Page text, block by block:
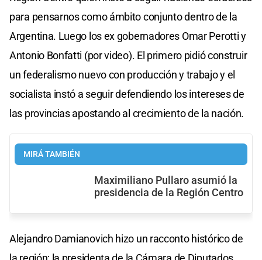
para pensarnos como ámbito conjunto dentro de la
Argentina. Luego los ex gobernadores Omar Perotti y
Antonio Bonfatti (por video). El primero pidió construir
un federalismo nuevo con producción y trabajo y el
socialista instó a seguir defendiendo los intereses de
las provincias apostando al crecimiento de la nación.
MIRÁ TAMBIÉN
Maximiliano Pullaro asumió la
presidencia de la Región Centro
Alejandro Damianovich hizo un racconto histórico de